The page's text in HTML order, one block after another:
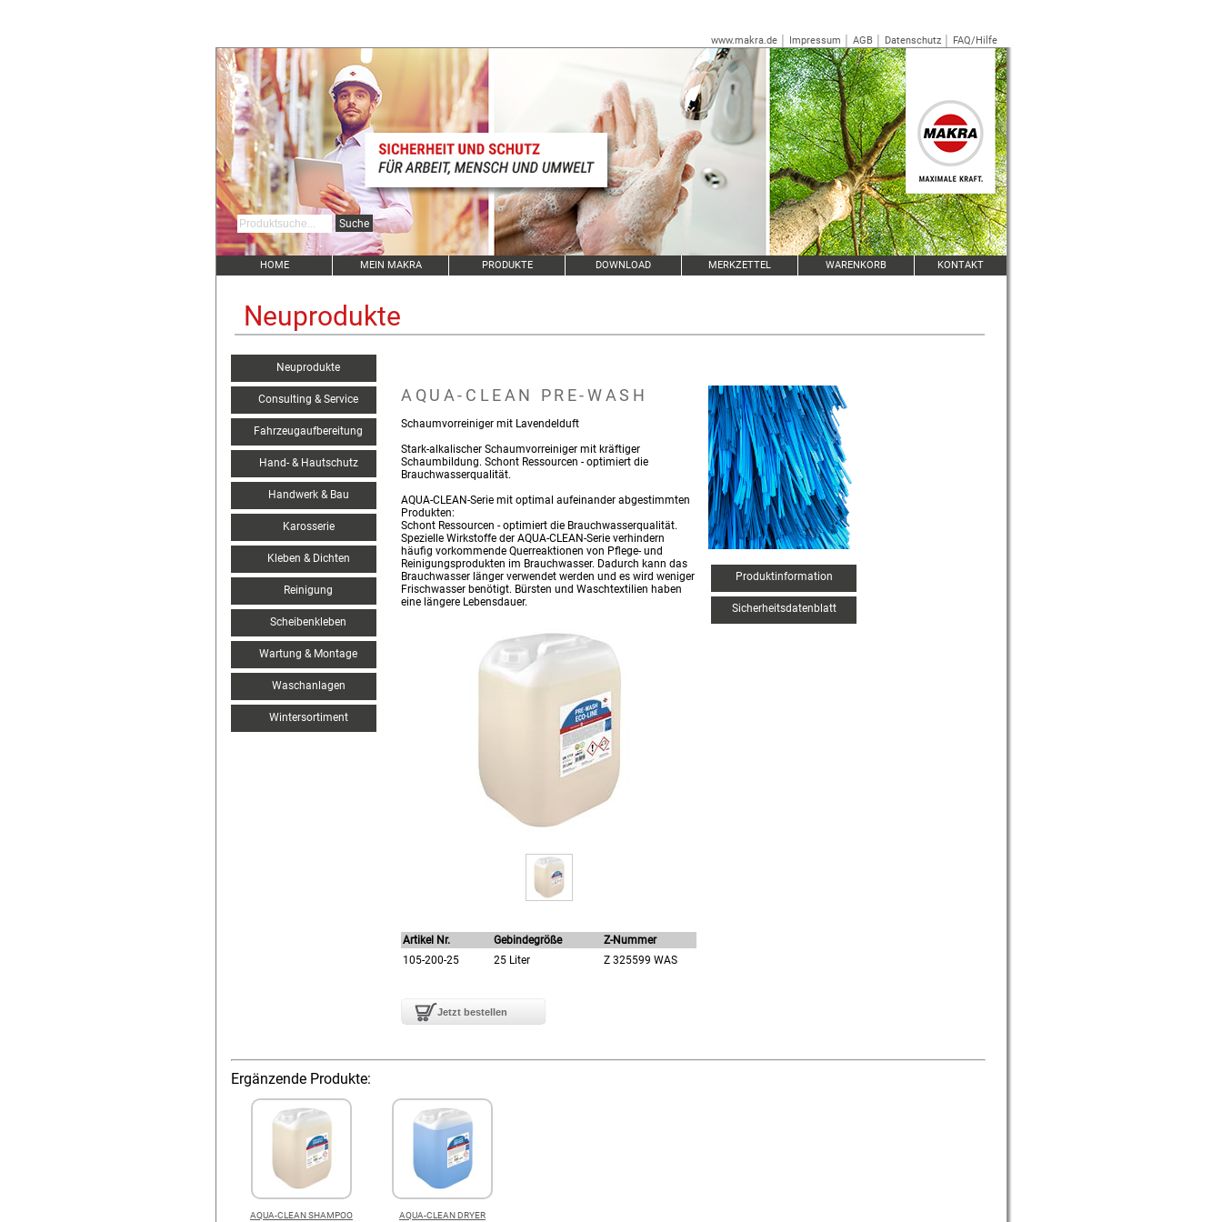
www.makra.de Impressum AGB Datenschutz FAQ/Hilfe
HOME MEIN MAKRA PRODUKTE DOWNLOAD MERKZETTEL WARENKORB KONTAKT
Neuprodukte
Neuprodukte
Consulting & Service
Fahrzeugaufbereitung
Hand- & Hautschutz
Handwerk & Bau
Karosserie
Kleben & Dichten
Reinigung
Scheibenkleben
Wartung & Montage
Waschanlagen
Wintersortiment
AQUA-CLEAN PRE-WASH
Schaumvorreiniger mit Lavendelduft
Stark-alkalischer Schaumvorreiniger mit kräftiger
Schaumbildung. Schont Ressourcen - optimiert die
Brauchwasserqualität.
AQUA-CLEAN-Serie mit optimal aufeinander abgestimmten
Produkten:
Schont Ressourcen - optimiert die Brauchwasserqualität.
Spezielle Wirkstoffe der AQUA-CLEAN-Serie verhindern
häufig vorkommende Querreaktionen von Pflege- und
Reinigungsprodukten im Brauchwasser. Dadurch kann das
Brauchwasser länger verwendet werden und es wird weniger
Frischwasser benötigt. Bürsten und Waschtextilien haben
eine längere Lebensdauer.
Artikel Nr. Gebindegröße
Z-Nummer
105-200-25
25 Liter Z 325599 WAS
Produktinformation
Sicherheitsdatenblatt
Ergänzende Produkte:
AQUA-CLEAN SHAMPOO AQUA-CLEAN DRYER